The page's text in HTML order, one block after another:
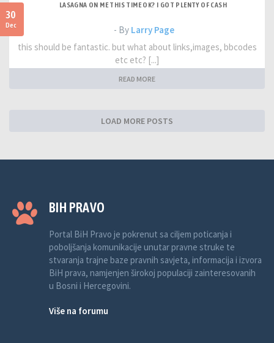
30
Dec
LASAGNA ON ME THIS TIME OK? I GOT PLENTY OF CASH
- By Larry Page
this should be fantastic. but what about links,images, bbcodes
etc etc? [...]
READ MORE
LOAD MORE POSTS
BIH PRAVO
Portal BiH Pravo je pokrenut sa ciljem poticanja i
poboljšanja komunikacije unutar pravne struke te
stvaranja trajne baze pravnih savjeta, informacija i izvora
BiH prava, namjenjen širokoj populaciji zainteresovanih
u Bosni i Hercegovini.
Više na forumu